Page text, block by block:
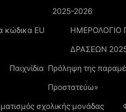
2025-2026
κώδικα ΕU
ΔΡΑΣΕΩΝ
Παιχνίδια Πρόληψη της
Προστατεύω»
σχολικής μονάδας